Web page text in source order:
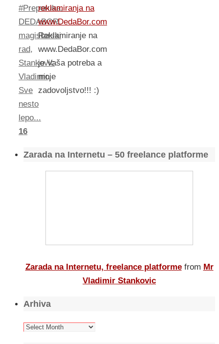
#Preporuka,
DEDABOR,
magistarski
rad,
Stankovic
Vladimir,
Sve
nesto
lepo...
16
reklamiranja na
www.DedaBor.com
Reklamiranje na
www.DedaBor.com
je Vaša potreba a
moje
zadovoljstvo!!! :)
Zarada na Internetu – 50 freelance platforme
Zarada na Internetu, freelance platforme from Mr
Vladimir Stankovic
Arhiva
Arhiva